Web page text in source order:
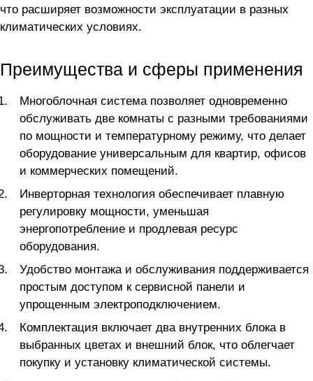
что расширяет возможности эксплуатации в разных
климатических условиях.
Преимущества и сферы применения
Многоблочная система позволяет одновременно
обслуживать две комнаты с разными требованиями
по мощности и температурному режиму, что делает
оборудование универсальным для квартир, офисов
и коммерческих помещений.
Инверторная технология обеспечивает плавную
регулировку мощности, уменьшая
энергопотребление и продлевая ресурс
оборудования.
Удобство монтажа и обслуживания поддерживается
простым доступом к сервисной панели и
упрощенным электроподключением.
Комплектация включает два внутренних блока в
выбранных цветах и внешний блок, что облегчает
покупку и установку климатической системы.